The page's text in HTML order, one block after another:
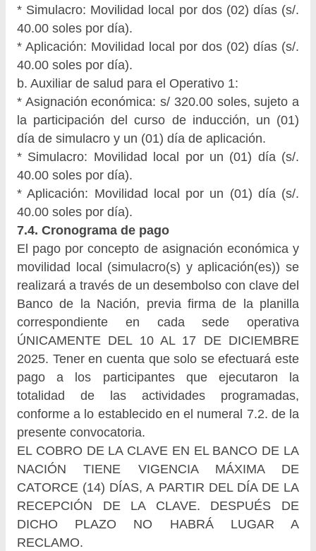
* Simulacro: Movilidad local por dos (02) días (s/.
40.00 soles por día).
* Aplicación: Movilidad local por dos (02) días (s/.
40.00 soles por día).
b. Auxiliar de salud para el Operativo 1:
* Asignación económica: s/ 320.00 soles, sujeto a
la participación del curso de inducción, un (01)
día de simulacro y un (01) día de aplicación.
* Simulacro: Movilidad local por un (01) día (s/.
40.00 soles por día).
* Aplicación: Movilidad local por un (01) día (s/.
40.00 soles por día).
7.4. Cronograma de pago
El pago por concepto de asignación económica y
movilidad local (simulacro(s) y aplicación(es)) se
realizará a través de un desembolso con clave del
Banco de la Nación, previa firma de la planilla
correspondiente en cada sede operativa
ÚNICAMENTE DEL 10 AL 17 DE DICIEMBRE
2025. Tener en cuenta que solo se efectuará este
pago a los participantes que ejecutaron la
totalidad de las actividades programadas,
conforme a lo establecido en el numeral 7.2. de la
presente convocatoria.
EL COBRO DE LA CLAVE EN EL BANCO DE LA
NACIÓN TIENE VIGENCIA MÁXIMA DE
CATORCE (14) DÍAS, A PARTIR DEL DÍA DE LA
RECEPCIÓN DE LA CLAVE. DESPUÉS DE
DICHO PLAZO NO HABRÁ LUGAR A
RECLAMO.